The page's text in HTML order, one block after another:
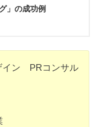
」の成功例
イン PRコンサル